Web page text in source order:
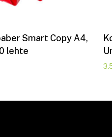
Smart Copy A4,
lehte